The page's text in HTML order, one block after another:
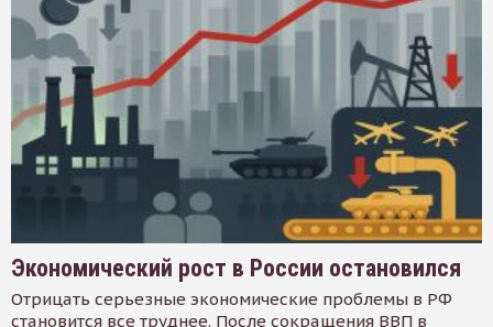
Экономический рост в России остановился
Отрицать серьезные экономические проблемы в РФ
становится все труднее. После сокращения ВВП в